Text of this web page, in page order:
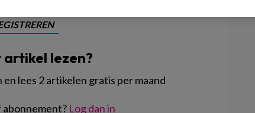
lezen?
lees 2 artikelen gratis per maand
Log dan in